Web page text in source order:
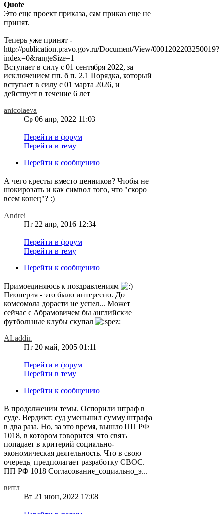
Quote
Это еще проект приказа, сам приказ еще не
принят.
Теперь уже принят -
http://publication.pravo.gov.ru/Document/View/0001202203250019?
index=0&rangeSize=1
Вступает в силу с 01 сентября 2022, за
исключением пп. б п. 2.1 Порядка, который
вступает в силу с 01 марта 2026, и
действует в течение 6 лет
anicolaeva
Ср 06 апр, 2022 11:03
Перейти в форум
Перейти в тему
Перейти к сообщению
А чего кресты вместо ценников? Чтобы не
шокировать и как символ того, что "скоро
всем конец"? :)
Andrei
Пт 22 апр, 2016 12:34
Перейти в форум
Перейти в тему
Перейти к сообщению
Примоединяюсь к поздравлениям
Пионерия - это было интересно. До
комсомола дорасти не успел... Может
сейчас с Абрамовичем бы английские
футбольные клубы скупал
ALaddin
Пт 20 май, 2005 01:11
Перейти в форум
Перейти в тему
Перейти к сообщению
В продолжении темы. Оспорили штраф в
суде. Вердикт: суд уменьшил сумму штрафа
в два раза. Но, за это время, вышло ПП РФ
1018, в котором говорится, что связь
попадает в критерий социально-
экономическая деятельность. Что в свою
очередь, предполагает разработку ОВОС.
ПП РФ 1018 Согласование_социально_э...
витл
Вт 21 июн, 2022 17:08